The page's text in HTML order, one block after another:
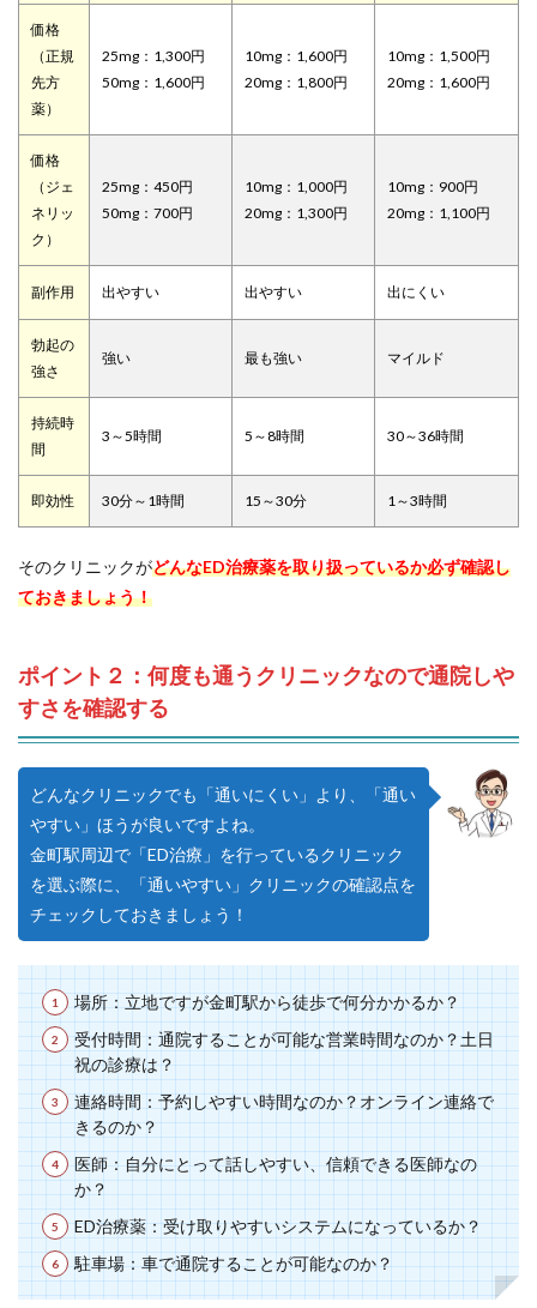
価格
（正規
先方
薬）
25mg：1,300円
50mg：1,600円
10mg：1,600円
20mg：1,800円
10mg：1,500円
20mg：1,600円
価格
（ジェ
ネリッ
ク）
25mg：450円
50mg：700円
10mg：1,000円
20mg：1,300円
10mg：900円
20mg：1,100円
副作用 出やすい 出やすい 出にくい
勃起の
強さ
強い 最も強い マイルド
持続時
間
3～5時間 5～8時間 30～36時間
即効性 30分～1時間 15～30分 1～3時間
そのクリニックがどんなED治療薬を取り扱っているか必ず確認し
ておきましょう！
ポイント２：何度も通うクリニックなので通院しや
すさを確認する
どんなクリニックでも「通いにくい」より、「通い
やすい」ほうが良いですよね。
金町駅周辺で「ED治療」を行っているクリニック
を選ぶ際に、「通いやすい」クリニックの確認点を
チェックしておきましょう！
場所：立地ですが金町駅から徒歩で何分かかるか？
受付時間：通院することが可能な営業時間なのか？土日
祝の診療は？
連絡時間：予約しやすい時間なのか？オンライン連絡で
きるのか？
医師：自分にとって話しやすい、信頼できる医師なの
か？
ED治療薬：受け取りやすいシステムになっているか？
駐車場：車で通院することが可能なのか？